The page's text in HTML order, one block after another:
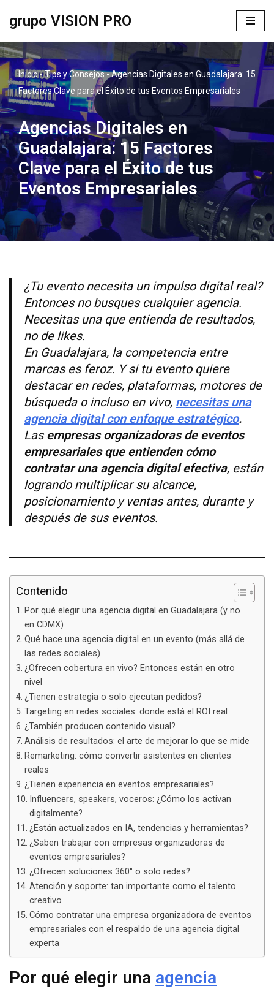
al
contenido
grupo VISION PRO
Inicio-Tips y Consejos-Agencias Digitales en Guadalajara: 15
Factores Clave para el Éxito de tus Eventos Empresariales
Agencias Digitales en
Guadalajara: 15 Factores
Clave para el Éxito de tus
Eventos Empresariales
¿Tu evento necesita un impulso digital real?
Entonces no busques cualquier agencia.
Necesitas una que entienda de resultados,
no de likes.
En Guadalajara, la competencia entre
marcas es feroz. Y si tu evento quiere
destacar en redes, plataformas, motores de
búsqueda o incluso en vivo, necesitas una
agencia digital con enfoque estratégico.
Lasempresas organizadoras de eventos
empresariales que entienden cómo
contratar una agencia digital efectiva, están
logrando multiplicar su alcance,
posicionamiento y ventas antes, durante y
después de sus eventos.
Contenido
Por qué elegir una agencia digital en Guadalajara (y no
en CDMX)
Qué hace una agencia digital en un evento (más allá de
las redes sociales)
¿Ofrecen cobertura en vivo? Entonces están en otro
nivel
¿Tienen estrategia o solo ejecutan pedidos?
Targeting en redes sociales: donde está el ROI real
¿También producen contenido visual?
Análisis de resultados: el arte de mejorar lo que se mide
Remarketing: cómo convertir asistentes en clientes
reales
¿Tienen experiencia en eventos empresariales?
Influencers, speakers, voceros: ¿Cómo los activan
digitalmente?
¿Están actualizados en IA, tendencias y herramientas?
¿Saben trabajar con empresas organizadoras de
eventos empresariales?
¿Ofrecen soluciones 360° o solo redes?
Atención y soporte: tan importante como el talento
creativo
Cómo contratar una empresa organizadora de eventos
empresariales con el respaldo de una agencia digital
experta
Por qué elegir una agencia